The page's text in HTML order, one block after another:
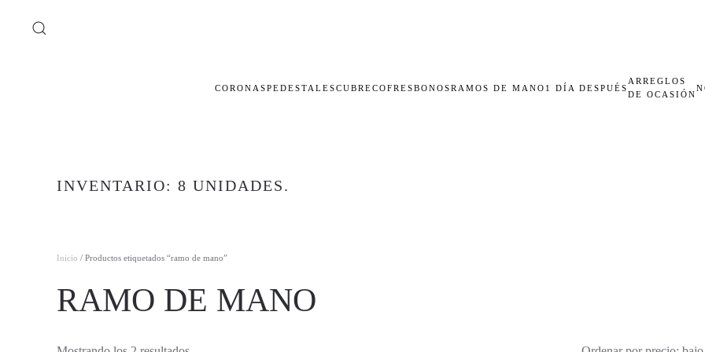
Ir al contenido principal
CORONASPEDESTALESCUBRECOFRESBONOSRAMOS DE MANO 1 DÍA DESPUÉS
ARREGLOS
DE OCASIÓN
INVENTARIO: 8 UNIDADES.
Inicio / Productos etiquetados “ramo de mano”
RAMO DE MANO